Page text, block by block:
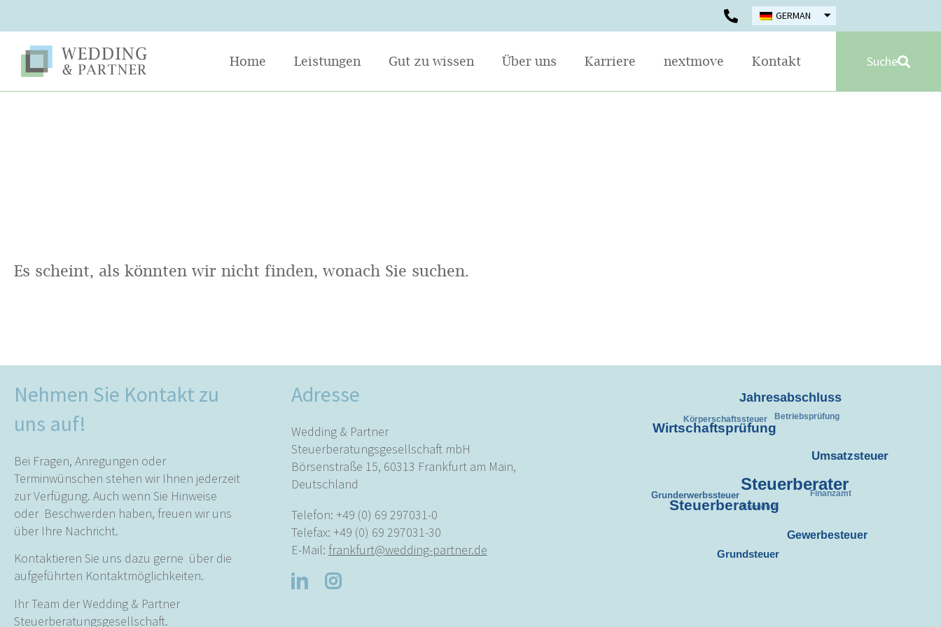
Home Leistungen Gut zu wissen Über uns Karriere nextmove Kontakt Suche
Es scheint, als könnten wir nicht finden, wonach Sie suchen.
Nehmen Sie Kontakt zu
uns auf!
Bei Fragen, Anregungen oder
Terminwünschen stehen wir Ihnen jederzeit
zur Verfügung. Auch wenn Sie Hinweise
oder Beschwerden haben, freuen wir uns
über Ihre Nachricht.
Kontaktieren Sie uns dazu gerne über die
aufgeführten Kontaktmöglichkeiten.
Ihr Team der Wedding & Partner
Steuerberatungsgesellschaft.
Adresse
Wedding & Partner
Steuerberatungsgesellschaft mbH
Börsenstraße 15, 60313 Frankfurt am Main,
Deutschland
Telefon: +49 (0) 69 297031-0
Telefax: +49 (0) 69 297031-30
E-Mail: frankfurt@wedding-partner.de
Steuerberater
Steuerberatung
Wirtschaftsprüfung
Jahresabschluss
Umsatzsteuer
Gewerbesteuer
Grundsteuer
Grunderwerbssteuer
Körperschaftssteuer Betriebsprüfung
Finanzamt
Frankfurt
GERMAN